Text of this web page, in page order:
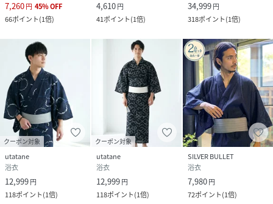
7,260円 45%OFF
66ポイント(1倍)
4,610円
41ポイント(1倍)
34,999円
318ポイント(1倍)
クーポン対象
utatane
浴衣
12,999円
118ポイント(1倍)
クーポン対象
utatane
浴衣
12,999円
118ポイント(1倍)
SILVER BULLET
浴衣
7,980円
72ポイント(1倍)